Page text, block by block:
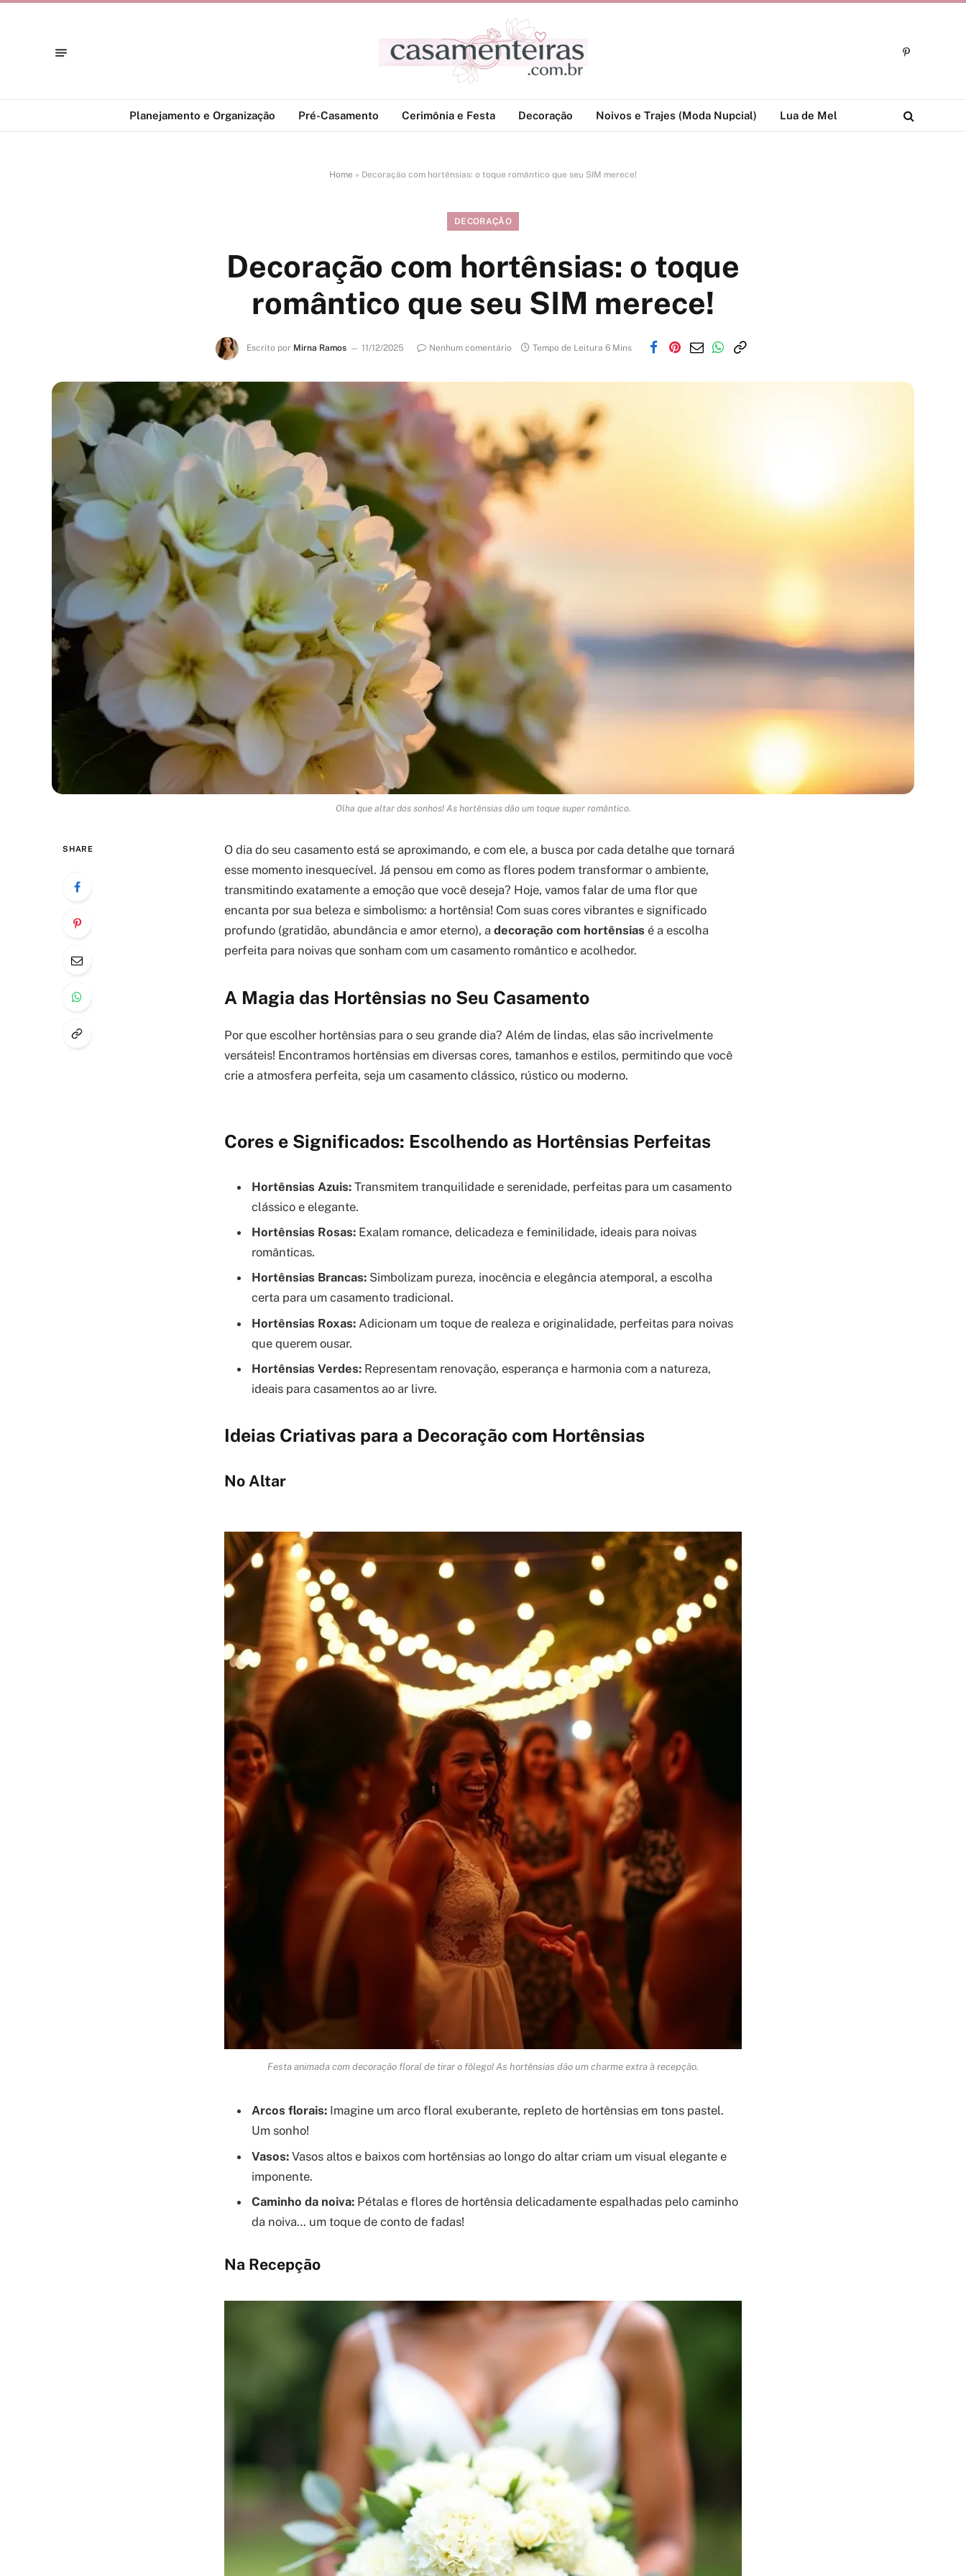
Pinterest
Planejamento e Organização Pré-Casamento Cerimônia e Festa Decoração Noivos e Trajes (Moda Nupcial) Lua de Mel
Home » Decoração com hortênsias: o toque romântico que seu SIM merece!
DECORAÇÃO
Decoração com hortênsias: o toque
romântico que seu SIM merece!
Escrito por Mirna Ramos 11/12/2025 Nenhum comentário Tempo de Leitura 6 Mins
Olha que altar dos sonhos! As hortênsias dão um toque super romântico.
SHARE
O dia do seu casamento está se aproximando, e com ele, a busca por cada detalhe que tornará
esse momento inesquecível. Já pensou em como as flores podem transformar o ambiente,
transmitindo exatamente a emoção que você deseja? Hoje, vamos falar de uma flor que
encanta por sua beleza e simbolismo: a hortênsia! Com suas cores vibrantes e significado
profundo (gratidão, abundância e amor eterno), a decoração com hortênsias é a escolha
perfeita para noivas que sonham com um casamento romântico e acolhedor.
A Magia das Hortênsias no Seu Casamento
Por que escolher hortênsias para o seu grande dia? Além de lindas, elas são incrivelmente
versáteis! Encontramos hortênsias em diversas cores, tamanhos e estilos, permitindo que você
crie a atmosfera perfeita, seja um casamento clássico, rústico ou moderno.
Cores e Significados: Escolhendo as Hortênsias Perfeitas
Hortênsias Azuis: Transmitem tranquilidade e serenidade, perfeitas para um casamento
clássico e elegante.
Hortênsias Rosas: Exalam romance, delicadeza e feminilidade, ideais para noivas
românticas.
Hortênsias Brancas: Simbolizam pureza, inocência e elegância atemporal, a escolha
certa para um casamento tradicional.
Hortênsias Roxas: Adicionam um toque de realeza e originalidade, perfeitas para noivas
que querem ousar.
Hortênsias Verdes: Representam renovação, esperança e harmonia com a natureza,
ideais para casamentos ao ar livre.
Ideias Criativas para a Decoração com Hortênsias
No Altar
Festa animada com decoração floral de tirar o fôlego! As hortênsias dão um charme extra à recepção.
Arcos florais: Imagine um arco floral exuberante, repleto de hortênsias em tons pastel.
Um sonho!
Vasos: Vasos altos e baixos com hortênsias ao longo do altar criam um visual elegante e
imponente.
Caminho da noiva: Pétalas e flores de hortênsia delicadamente espalhadas pelo caminho
da noiva… um toque de conto de fadas!
Na Recepção